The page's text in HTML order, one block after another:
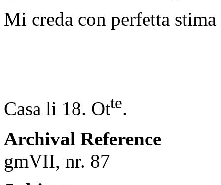
Mi creda con perfetta stima
Casa li 18. Otte.
Archival Reference
gmVII, nr. 87